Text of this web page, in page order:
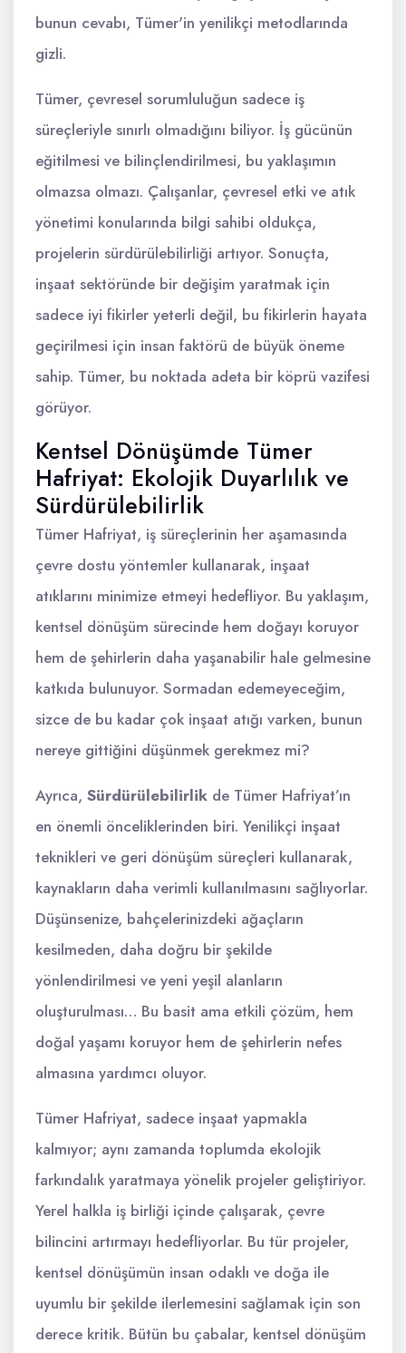
bunun cevabı, Tümer'in yenilikçi metodlarında
gizli.
Tümer, çevresel sorumluluğun sadece iş
süreçleriyle sınırlı olmadığını biliyor. İş gücünün
eğitilmesi ve bilinçlendirilmesi, bu yaklaşımın
olmazsa olmazı. Çalışanlar, çevresel etki ve atık
yönetimi konularında bilgi sahibi oldukça,
projelerin sürdürülebilirliği artıyor. Sonuçta,
inşaat sektöründe bir değişim yaratmak için
sadece iyi fikirler yeterli değil, bu fikirlerin hayata
geçirilmesi için insan faktörü de büyük öneme
sahip. Tümer, bu noktada adeta bir köprü vazifesi
görüyor.
Kentsel Dönüşümde Tümer
Hafriyat: Ekolojik Duyarlılık ve
Sürdürülebilirlik
Tümer Hafriyat, iş süreçlerinin her aşamasında
çevre dostu yöntemler kullanarak, inşaat
atıklarını minimize etmeyi hedefliyor. Bu yaklaşım,
kentsel dönüşüm sürecinde hem doğayı koruyor
hem de şehirlerin daha yaşanabilir hale gelmesine
katkıda bulunuyor. Sormadan edemeyeceğim,
sizce de bu kadar çok inşaat atığı varken, bunun
nereye gittiğini düşünmek gerekmez mi?
Ayrıca, Sürdürülebilirlik de Tümer Hafriyat’ın
en önemli önceliklerinden biri. Yenilikçi inşaat
teknikleri ve geri dönüşüm süreçleri kullanarak,
kaynakların daha verimli kullanılmasını sağlıyorlar.
Düşünsenize, bahçelerinizdeki ağaçların
kesilmeden, daha doğru bir şekilde
yönlendirilmesi ve yeni yeşil alanların
oluşturulması… Bu basit ama etkili çözüm, hem
doğal yaşamı koruyor hem de şehirlerin nefes
almasına yardımcı oluyor.
Tümer Hafriyat, sadece inşaat yapmakla
kalmıyor; aynı zamanda toplumda ekolojik
farkındalık yaratmaya yönelik projeler geliştiriyor.
Yerel halkla iş birliği içinde çalışarak, çevre
bilincini artırmayı hedefliyorlar. Bu tür projeler,
kentsel dönüşümün insan odaklı ve doğa ile
uyumlu bir şekilde ilerlemesini sağlamak için son
derece kritik. Bütün bu çabalar, kentsel dönüşüm